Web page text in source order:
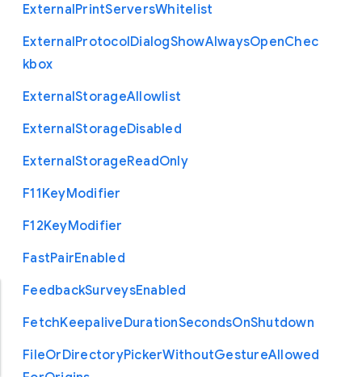
ExternalPrintServersWhitelist
ExternalProtocolDialogShowAlwaysOpenChec
kbox
ExternalStorageAllowlist
ExternalStorageDisabled
ExternalStorageReadOnly
F11KeyModifier
F12KeyModifier
FastPairEnabled
FeedbackSurveysEnabled
FetchKeepaliveDurationSecondsOnShutdown
FileOrDirectoryPickerWithoutGestureAllowed